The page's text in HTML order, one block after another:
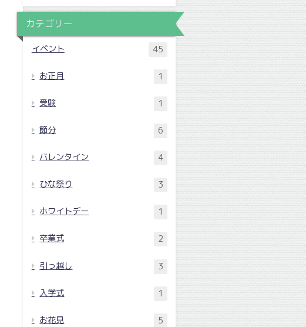
カテゴリー
イベント 45
お正月 1
受験 1
節分 6
バレンタイン 4
ひな祭り 3
ホワイトデー 1
卒業式 2
引っ越し 3
入学式 1
お花見 5